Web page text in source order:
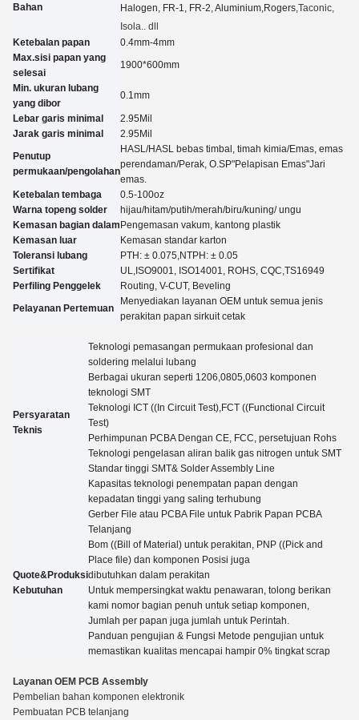
Bahan
Halogen, FR-1, FR-2, Aluminium ,Rogers, Taconic
Isola.. dll
Ketebalan papan
0.4mm-4mm
Max.sisi papan yang
selesai
1900*600mm
Min. ukuran lubang
yang dibor
0. 1 mm
Lebar garis minimal 2.95Mil
Jarak garis minimal
2.95Mil
Penutup
permukaan/pengolahan
HASL/HASL bebas timbal, timah kimia/Emas, emas
perendaman/Perak, O. SP"Pelapisan Emas"Jari
emas.
Ketebalan tembaga
0.5-100oz
Warna topeng solder
hijau/hitam/putih/merah/biru/kuning/ ungu
Kemasan bagian dalamPengemasan vakum, kantong plastik
Kemasan luar
Kemasan standar karton
Toleransi lubang
PTH: ± 0.075 ,NTPH: ± 0.05
Sertifikat
UL, ISO9001, ISO14001, ROHS, CQC ,TS16949
Perfiling Penggelek
Routing, V-CUT, Beveling
Pelayanan Pertemuan
Menyediakan layanan OEM untuk semua jenis
perakitan papan sirkuit cetak
Persyaratan
Teknis
Teknologi pemasangan permukaan profesional dan
soldering melalui lubang
Berbagai ukuran seperti 1206,0805,0603 komponen
teknologi SMT
Teknologi ICT ((In Circuit Test),FCT ((Functional Circuit
Test)
Perhimpunan PCBA Dengan CE, FCC, persetujuan Rohs
Teknologi pengelasan aliran balik gas nitrogen untuk SMT
Standar tinggi SMT& Solder Assembly Line
Kapasitas teknologi penempatan papan dengan
kepadatan tinggi yang saling terhubung
Quote&Produksi
Kebutuhan
Gerber File atau PCBA File untuk Pabrik Papan PCBA
Telanjang
Bom ((Bill of Material) untuk perakitan, PNP ((Pick and
Place file) dan komponen Posisi juga
dibutuhkan dalam perakitan
Untuk mempersingkat waktu penawaran, tolong berikan
kami nomor bagian penuh untuk setiap komponen,
Jumlah per papan juga jumlah untuk Perintah.
Panduan pengujian & Fungsi Metode pengujian untuk
memastikan kualitas mencapai hampir 0% tingkat scrap
Layanan OEM PCB Assembly
Pembelian bahan komponen elektronik
Pembuatan PCB telanjang